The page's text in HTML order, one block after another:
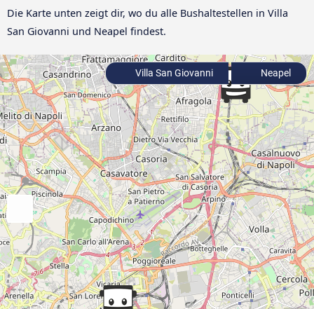
Die Karte unten zeigt dir, wo du alle Bushaltestellen in Villa
San Giovanni und Neapel findest.
Villa San Giovanni Neapel